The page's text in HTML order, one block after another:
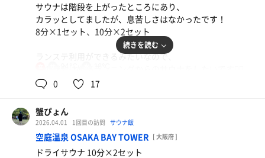
サウナは階段を上がったところにあり、
カラッとしてましたが、息苦しさはなかったです！
8分×1セット、10分×2セット
ランステ利用ができるみたいなので、
桶デザインをチョイス💫可愛い
続きを読む
0 17
蟹ぴょん
2026.04.01 1回目の訪問 サウナ飯
空庭温泉 OSAKA BAY TOWER [ 大阪府 ]
ドライサウナ 10分×2セット